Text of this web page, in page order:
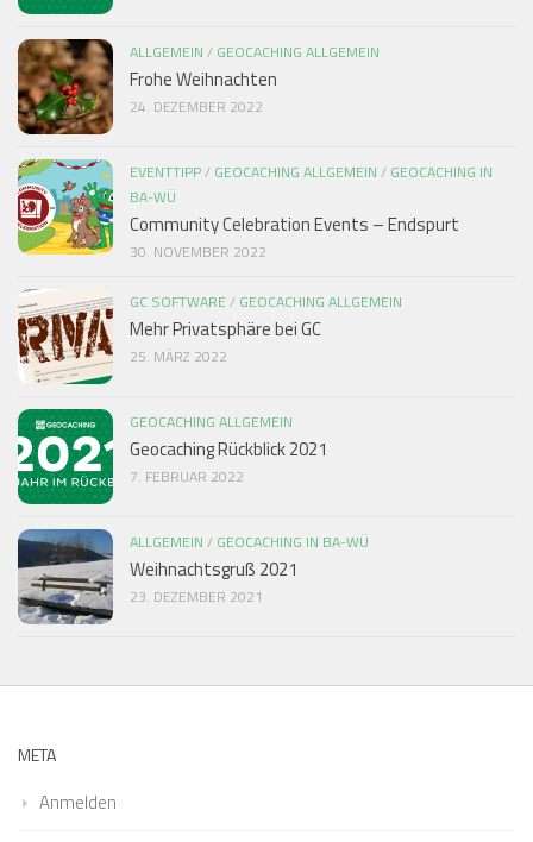
ALLGEMEIN / GEOCACHING ALLGEMEIN
Frohe Weihnachten
24. DEZEMBER 2022
EVENTTIPP/ GEOCACHING ALLGEMEIN / GEOCACHING IN
BA-WÜ
Community Celebration Events – Endspurt
30. NOVEMBER 2022
GC SOFTWARE / GEOCACHING ALLGEMEIN
Mehr Privatsphäre bei GC
25. MÄRZ 2022
GEOCACHING ALLGEMEIN
Geocaching Rückblick 2021
7. FEBRUAR 2022
ALLGEMEIN / GEOCACHING IN BA-WÜ
Weihnachtsgruß 2021
23. DEZEMBER 2021
META
Anmelden